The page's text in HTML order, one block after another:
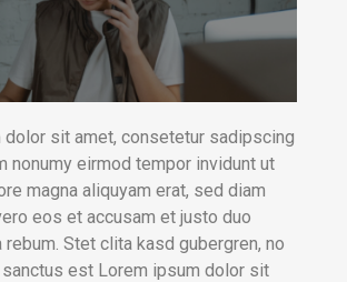
dolor sit amet, consetetur sadipscing
nonumy eirmod tempor invidunt ut
magna aliquyam erat, sed diam
eos et accusam et justo duo
Stet clita kasd gubergren, no
est Lorem ipsum dolor sit